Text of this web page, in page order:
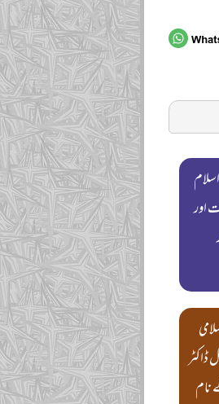
اور
ڈاکٹر
نام